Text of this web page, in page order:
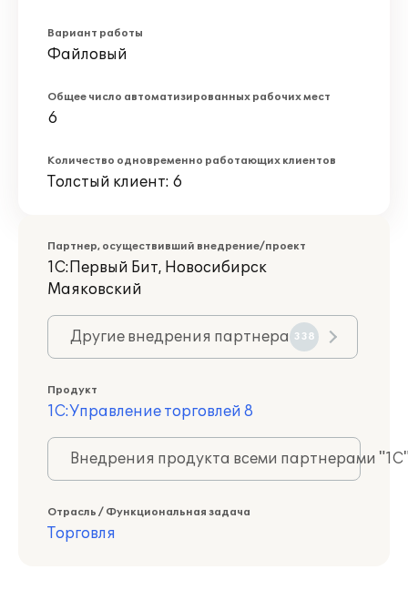
Вариант работы
Файловый
Общее число автоматизированных рабочих мест
6
Количество одновременно работающих клиентов
Толстый клиент: 6
Партнер, осуществивший внедрение/проект
1С:Первый Бит, Новосибирск
Маяковский
Другие внедрения партнера 338
Продукт
1С:Управление торговлей 8
Внедрения продукта всеми партнерами
Отрасль / Функциональная задача
Торговля